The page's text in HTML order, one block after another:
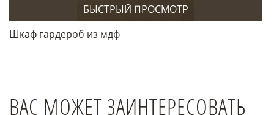
БЫСТРЫЙ ПРОСМОТР
Шкаф гардероб из мдф
ВАС МОЖЕТ ЗАИНТЕРЕСОВАТЬ